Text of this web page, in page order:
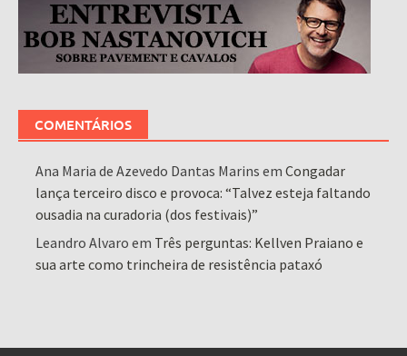
COMENTÁRIOS
Ana Maria de Azevedo Dantas Marins emCongadar
lança terceiro disco e provoca: “Talvez esteja faltando
ousadia na curadoria (dos festivais)”
Leandro Alvaro em Três perguntas: Kellven Praiano e
sua arte como trincheira de resistência pataxó